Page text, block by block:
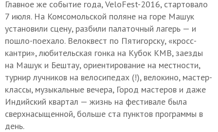
Главное же событие года,VeloFest-2016, стартовало
7 июля. На Комсомольской поляне на горе Машук
установили сцену, разбили палаточный лагерь — и
пошло-поехало. Велоквест по Пятигорску, «кросс-
кантри», любительская гонка на Кубок КМВ, заезды
на Машук и Бештау, ориентирование на местности,
турнир лучников на велосипедах (!), велокино, мастер-
классы, музыкальные вечера, Город мастеров и даже
Индийский квартал — жизнь на фестивале была
сверхнасыщенной, больше ста пунктов программы в
день.